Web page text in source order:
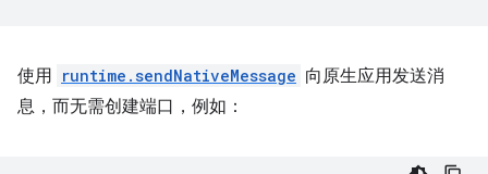
使用 runtime.sendNativeMessage 向原生应用发送消
息，而无需创建端口，例如：